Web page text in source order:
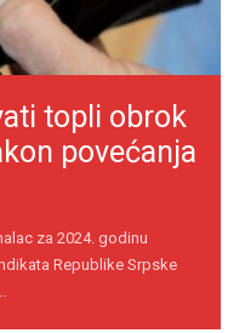
topli obrok
povećanja
za 2024. godinu
Republike Srpske